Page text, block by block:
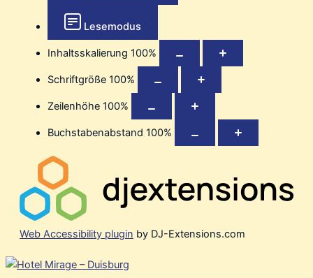
Lesemodus
Inhaltsskalierung 100%
Schriftgröße 100%
Zeilenhöhe 100%
Buchstabenabstand 100%
Web Accessibility plugin by DJ-Extensions.com
Zum